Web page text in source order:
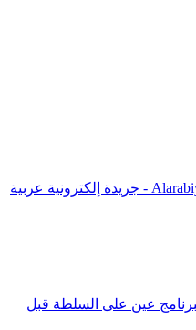
Alarabiya Lilakhbar - جريدة إلكترونية عربية
عين على السلطة قبل